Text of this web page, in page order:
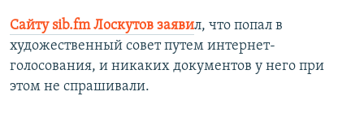
Сайту sib.fm Лоскутов заявил, что попал в
художественный совет путем интернет-
голосования, и никаких документов у него при
этом не спрашивали.